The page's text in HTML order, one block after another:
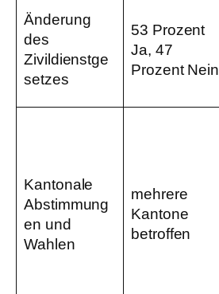
Änderung
des
Zivildienstge
setzes
53 Prozent
Ja, 47
Prozent Nein
Kantonale
Abstimmung
en und
Wahlen
mehrere
Kantone
betroffen